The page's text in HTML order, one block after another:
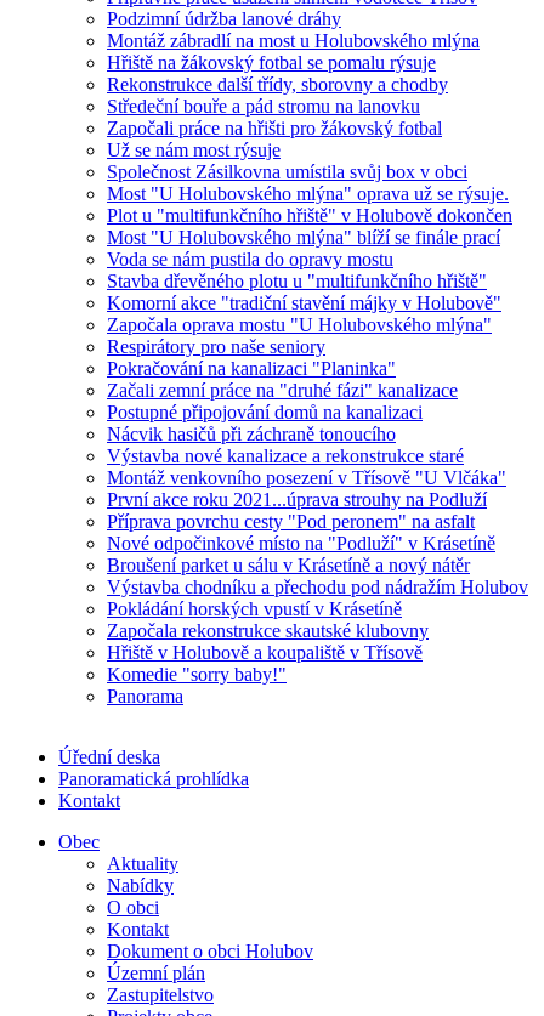
Podzimní údržba lanové dráhy
Montáž zábradlí na most u Holubovského mlýna
Hřiště na žákovský fotbal se pomalu rýsuje
Rekonstrukce další třídy, sborovny a chodby
Středeční bouře a pád stromu na lanovku
Započali práce na hřišti pro žákovský fotbal
Už se nám most rýsuje
Společnost Zásilkovna umístila svůj box v obci
Most "U Holubovského mlýna" oprava už se rýsuje.
Plot u "multifunkčního hřiště" v Holubově dokončen
Most "U Holubovského mlýna" blíží se finále prací
Voda se nám pustila do opravy mostu
Stavba dřevěného plotu u "multifunkčního hřiště"
Komorní akce "tradiční stavění májky v Holubově"
Započala oprava mostu "U Holubovského mlýna"
Respirátory pro naše seniory
Pokračování na kanalizaci "Planinka"
Začali zemní práce na "druhé fázi" kanalizace
Postupné připojování domů na kanalizaci
Nácvik hasičů při záchraně tonoucího
Výstavba nové kanalizace a rekonstrukce staré
Montáž venkovního posezení v Třísově "U Vlčáka"
První akce roku 2021...úprava strouhy na Podluží
Příprava povrchu cesty "Pod peronem" na asfalt
Nové odpočinkové místo na "Podluží" v Krásetíně
Broušení parket u sálu v Krásetíně a nový nátěr
Výstavba chodníku a přechodu pod nádražím Holubov
Pokládání horských vpustí v Krásetíně
Započala rekonstrukce skautské klubovny
Hřiště v Holubově a koupaliště v Třísově
Komedie "sorry baby!"
Panorama
Úřední deska
Panoramatická prohlídka
Kontakt
Obec
Aktuality
Nabídky
O obci
Kontakt
Dokument o obci Holubov
Územní plán
Zastupitelstvo